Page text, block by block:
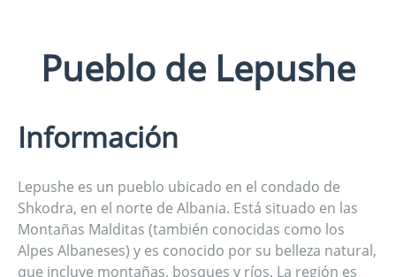
Pueblo de Lepushe
Información
Lepushe es un pueblo ubicado en el condado de
Shkodra, en el norte de Albania. Está situado en las
Montañas Malditas (también conocidas como los
Alpes Albaneses) y es conocido por su belleza natural,
que incluye montañas, bosques y ríos. La región es